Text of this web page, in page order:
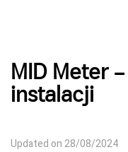
MID Meter
instalacji
Updated on 28/08/2024